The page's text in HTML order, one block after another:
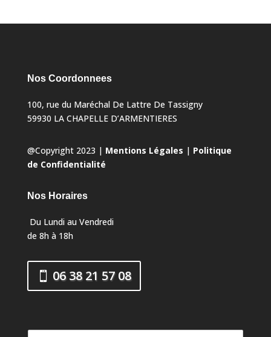
Nos Coordonnees
100, rue du Maréchal De Lattre De Tassigny
59930 LA CHAPELLE D’ARMENTIERES
@Copyright 2023 | Mentions Légales | Politique
de Confidentialité
Nos Horaires
Du Lundi au Vendredi
de 8h à 18h
06 38 21 57 08